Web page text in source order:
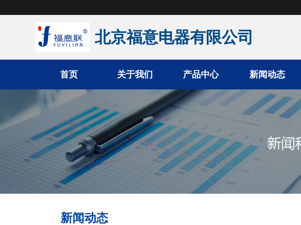
北京福意电器有限公司
首页 关于我们 产品中心 新闻动态
新闻动态
手术室恒温箱
医用液体加温柜
医用加温箱
医用冷藏柜